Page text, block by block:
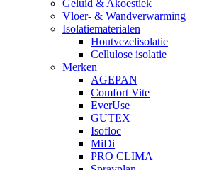
Geluid & Akoestiek
Vloer- & Wandverwarming
Isolatiematerialen
Houtvezelisolatie
Cellulose isolatie
Merken
AGEPAN
Comfort Vite
EverUse
GUTEX
Isofloc
MiDi
PRO CLIMA